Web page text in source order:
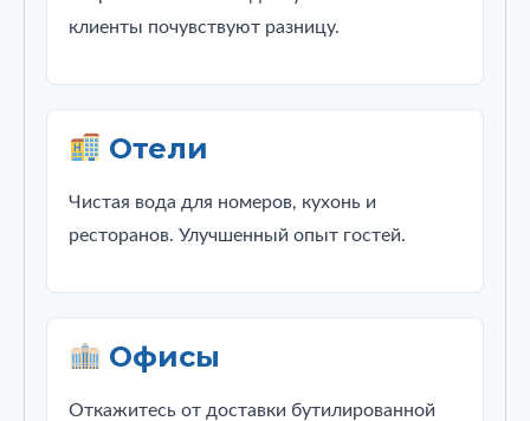
клиенты почувствуют разницу.
Отели
Чистая вода для номеров, кухонь и
ресторанов. Улучшенный опыт гостей.
Офисы
Откажитесь от доставки бутилированной